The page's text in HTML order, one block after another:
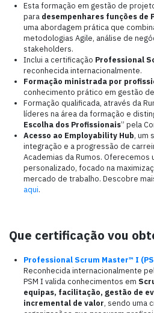
Esta formação em gestão de
para desempenhares funções de
uma abordagem prática que
metodologias Agile, análise de
stakeholders.
Inclui a certificação Professional
reconhecida internacionalmente.
Formação ministrada por
conhecimento prático em gestão
Formação qualificada, através da
líderes na área da formação e
Escolha dos Profissionais” pela
Acesso ao Employability Hub, um
integração e a progressão de
Academias da Rumos. Oferecemos
personalizado, focado na
mercado de trabalho. Descobre
aqui.
Que certificação vou
Professional Scrum Master™ I
Reconhecida internacionalmente
PSM I valida conhecimentos em
equipas, facilitação, gestão de
incremental de valor, sendo uma